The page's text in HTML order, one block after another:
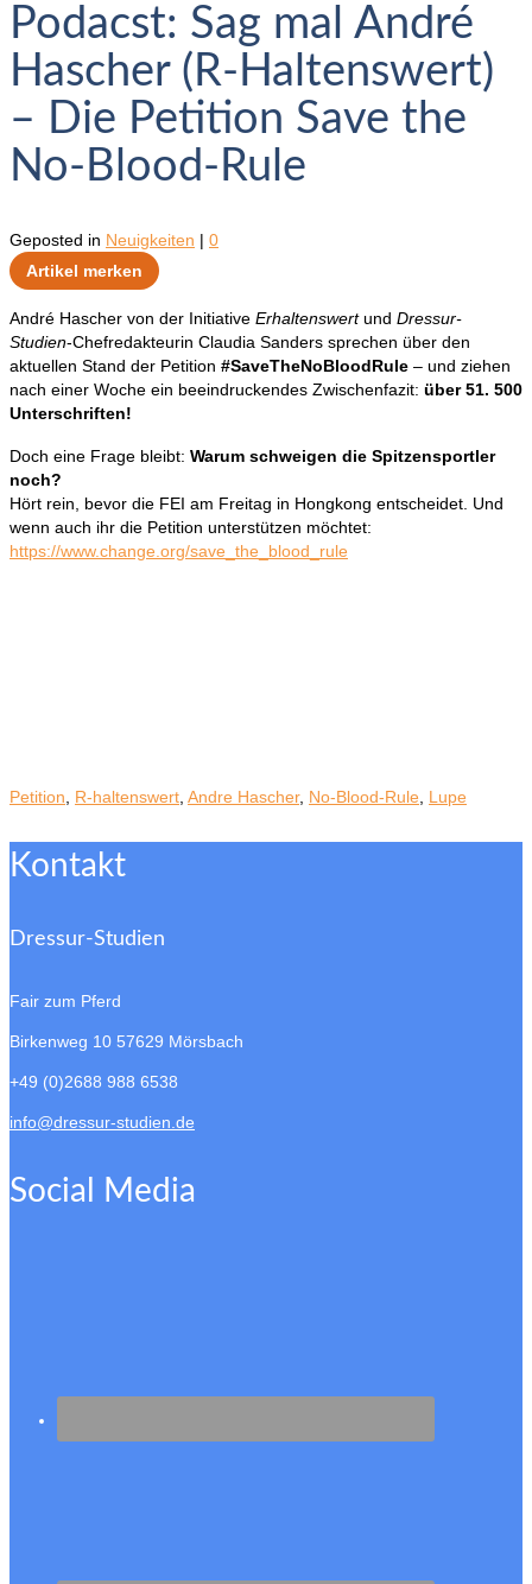
Podacst: Sag mal André
Hascher (R-Haltenswert)
– Die Petition Save the
No-Blood-Rule
Geposted in Neuigkeiten | 0
Artikel merken
André Hascher von der Initiative Erhaltenswertund Dressur-
Studien-Chefredakteurin Claudia Sanders sprechen über den
aktuellen Stand der Petition #SaveTheNoBloodRule – und ziehen
nach einer Woche ein beeindruckendes Zwischenfazit: über 51. 500
Unterschriften!
Doch eine Frage bleibt: Warum schweigen die Spitzensportler
noch?
Hört rein, bevor die FEI am Freitag in Hongkong entscheidet. Und
wenn auch ihr die Petition unterstützen möchtet:
https://www.change.org/save_the_blood_rule
Petition R-haltenswert Andre Hascher, No-Blood-Rule Lupe
Kontakt
Dressur-Studien
Fair zum Pferd
Birkenweg 10 57629 Mörsbach
+49 (0)2688 988 6538
info@dressur-studien.de
Social Media